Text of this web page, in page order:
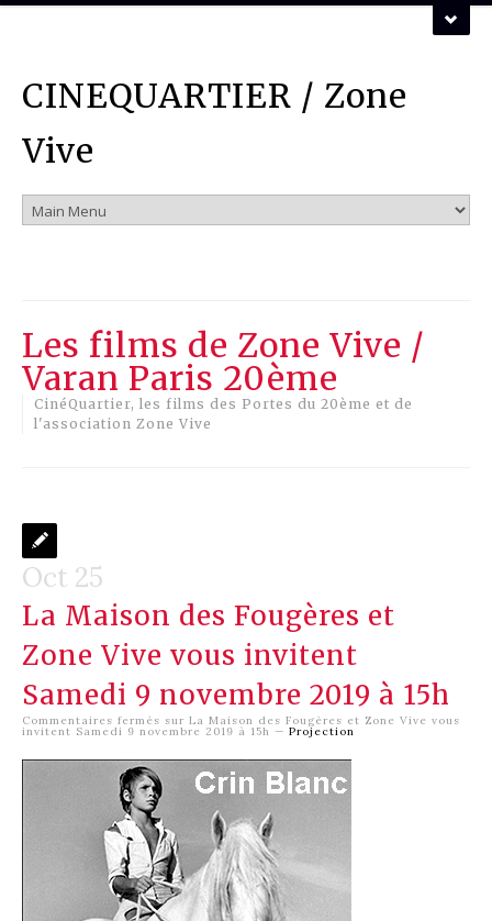
Vous pouvez nous contacter par mail : mail
CINEQUARTIER / Zone
Vive
Les films de Zone Vive /
Varan Paris 20ème
CinéQuartier, les films des Portes du 20ème et de
l'association Zone Vive
Oct 25
La Maison des Fougères et
Zone Vive vous invitent
Samedi 9 novembre 2019 à 15h
Commentaires fermés sur La Maison des Fougères et Zone Vive vous
invitent Samedi 9 novembre 2019 à 15h — Projection